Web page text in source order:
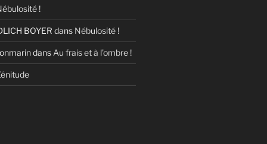
!
BOYER dans Nébulosité !
dans Au frais et à l’ombre !